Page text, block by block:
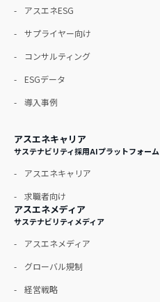
アスエネESG
サプライヤー向け
コンサルティング
ESGデータ
導入事例
アスエネキャリア
サステナビリティ採用AIプラットフォーム
アスエネキャリア
求職者向け
アスエネメディア
サステナビリティメディア
アスエネメディア
グローバル規制
経営戦略